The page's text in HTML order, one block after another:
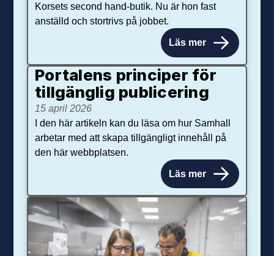
Korsets second hand-butik. Nu är hon fast
anställd och stortrivs på jobbet.
Läs mer
Portalens principer för
tillgänglig publicering
15 april 2026
I den här artikeln kan du läsa om hur Samhall
arbetar med att skapa tillgängligt innehåll på
den här webbplatsen.
Läs mer